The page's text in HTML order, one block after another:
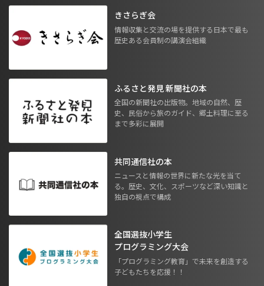
きさらぎ会
情報収集と交流の場を提供する日本で最も
歴史ある会員制の講演会組織
ふるさと発見 新聞社の本
全国の新聞社の出版物。地域の自然、歴
史、民俗から旅のガイド、郷土料理に至る
まで多彩に展開
共同通信社の本
ニュースと情報の世界に新たな光を当て
る。歴史、文化、スポーツなど深い知識と
独自の視点で構成
全国選抜小学生
プログラミング大会
「プログラミング教育」で未来を創造する
子どもたちを応援！！